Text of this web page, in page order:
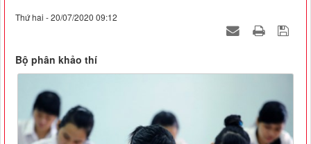
Thứ hai - 20/07/2020 09:12
Bộ phân khảo thí